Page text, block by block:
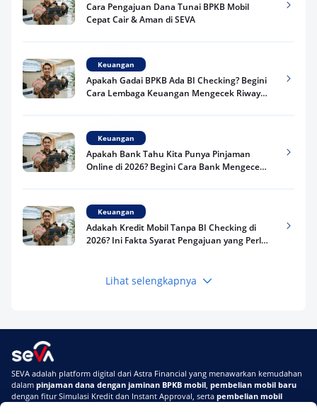
Cara Pengajuan Dana Tunai BPKB Mobil
Cepat Cair & Aman di SEVA
Keuangan
Apakah Gadai BPKB Ada BI Checking? Begini
Cara Lembaga Keuangan Mengecek Riwayat
Keuangan
Apakah Bank Tahu Kita Punya Pinjaman
Online di 2026? Begini Cara Bank Mengecek
Keuangan
Adakah Kredit Mobil Tanpa BI Checking di
2026? Ini Fakta Syarat Pengajuan yang Perlu
Keuangan
Terpercaya
Telat Bayar Pinjol 2 Hari, Apakah Langsung
Masuk BI Checking? Simak Peraturan
Terbarunya di 2026
Lihat selengkapnya
SEVA adalah platform digital dari Astra Financial yang menawarkan kemudahan
dalam pinjaman dana dengan jaminan BPKB mobil, pembelian mobil baru
dengan fitur Simulasi Kredit dan Instant Approval, serta pembelian mobil